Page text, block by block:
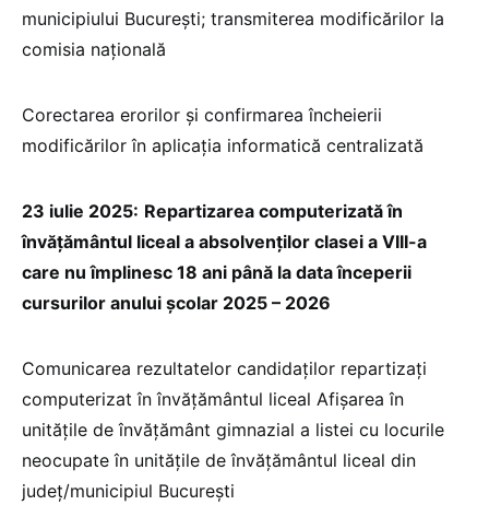
municipiului București; transmiterea modificărilor la
comisia națională
Corectarea erorilor și confirmarea încheierii
modificărilor în aplicația informatică centralizată
23 iulie 2025: Repartizarea computerizată în
învățământul liceal a absolvenților clasei a VIII-a
care nu împlinesc 18 ani până la data începerii
cursurilor anului școlar 2025 – 2026
Comunicarea rezultatelor candidaților repartizați
computerizat în învățământul liceal Afișarea în
unitățile de învățământ gimnazial a listei cu locurile
neocupate în unitățile de învățământul liceal din
județ/municipiul București